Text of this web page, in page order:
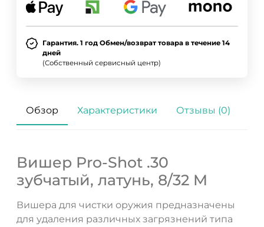
Гарантия. 1 год Обмен/возврат товара в течение 14
дней
(Собственный сервисный центр)
Обзор Характеристики Отзывы (0)
Вишер Pro-Shot .30
зубчатый, латунь, 8/32 M
Вишера для чистки оружия предназначены
для удаления различных загрязнений типа